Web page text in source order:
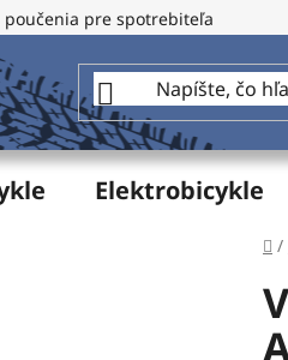
pre spotrebiteľa
Elektrobicykle
/